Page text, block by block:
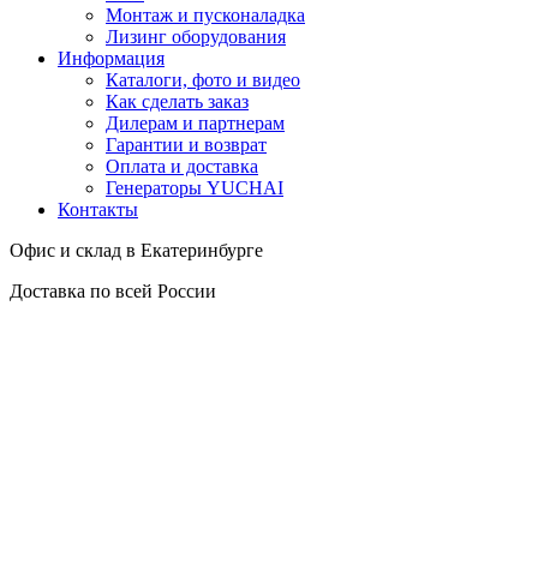
Монтаж и пусконаладка
Лизинг оборудования
Информация
Каталоги, фото и видео
Как сделать заказ
Дилерам и партнерам
Гарантии и возврат
Оплата и доставка
Генераторы YUCHAI
Контакты
Офис и склад в Екатеринбурге
Доставка по всей России